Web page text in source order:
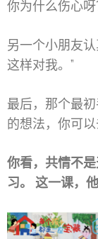
你为什么伤心
另一个小朋友
这样对我。”
最后，那个最
的想法，你可以
你看，共情不
习。 这一课，